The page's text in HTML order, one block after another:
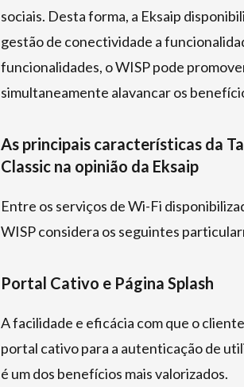
sociais. Desta forma, a Eksaip
gestão de conectividade a
funcionalidades, o WISP pode
simultaneamente alavancar os
As principais características da
Classic na opinião da Eksaip
Entre os serviços de Wi-Fi
WISP considera os seguintes
Portal Cativo e Página Splash
A facilidade e eficácia com que o
portal cativo para a autenticação de
é um dos benefícios mais valorizados.